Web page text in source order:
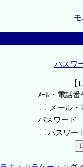
パスワ
【
ﾒｰﾙ・電話番
メール
パスワード
パスワー